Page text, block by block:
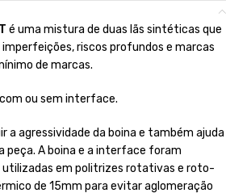
é uma mistura de duas lãs sintéticas que
riscos profundos e marcas
de marcas.
ou sem interface.
a agressividade da boina e também ajuda
peça. A boina e a interface foram
utilizadas em politrizes rotativas e roto-
de 15mm para evitar aglomeração